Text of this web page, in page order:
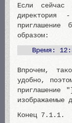
Eсли
директория
приглашение
образом:
Время:
Впрочем,
удобно,
приглашение
изображаемые
Конец 7.1.1.